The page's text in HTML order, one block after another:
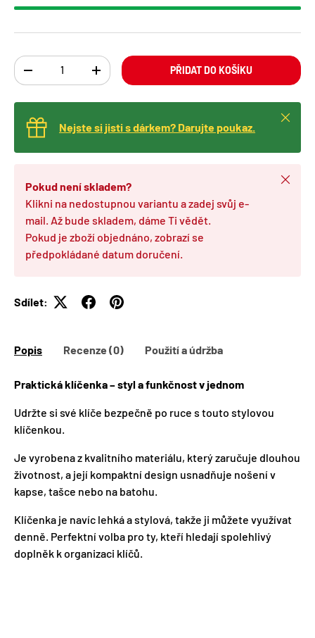
Ks
TRANSLATION MISSING: CS.CART.ITEMS.DECREASE_QUANTITY
TRANSLATION MISSING:PŘIDAT DO KOŠÍKU
Nejste si jisti s dárkem? Darujte poukaz.
Zavřít
Pokud není skladem?
Klikni na nedostupnou variantu a zadej svůj e-
mail. Až bude skladem, dáme Ti vědět.
Pokud je zboží objednáno, zobrazí se
předpokládané datum doručení.
Zavřít
Sdílet:
Popis Recenze (0) Použití a údržba
Praktická klíčenka – styl a funkčnost v jednom
Udržte si své klíče bezpečně po ruce s touto stylovou
klíčenkou.
Je vyrobena z kvalitního materiálu, který zaručuje dlouhou
životnost, a její kompaktní design usnadňuje nošení v
kapse, tašce nebo na batohu.
Klíčenka je navíc lehká a stylová, takže ji můžete využívat
denně. Perfektní volba pro ty, kteří hledají spolehlivý
doplněk k organizaci klíčů.